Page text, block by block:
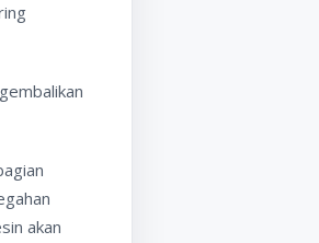
akan